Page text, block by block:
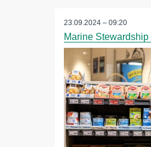
23.09.2024 – 09:20
Marine